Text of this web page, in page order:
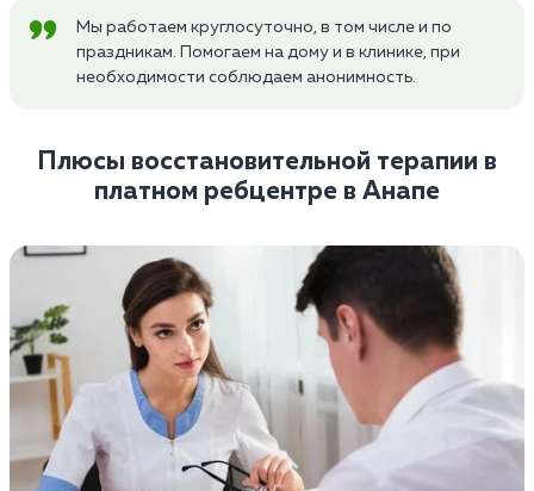
Мы работаем круглосуточно, в том числе и по
праздникам. Помогаем на дому и в клинике, при
необходимости соблюдаем анонимность.
Плюсы восстановительной терапии в
платном ребцентре в Анапе